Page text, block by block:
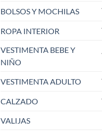
BOLSOS Y MOCHILAS
ROPA INTERIOR
VESTIMENTA BEBE Y
NIÑO
VESTIMENTA ADULTO
CALZADO
VALIJAS